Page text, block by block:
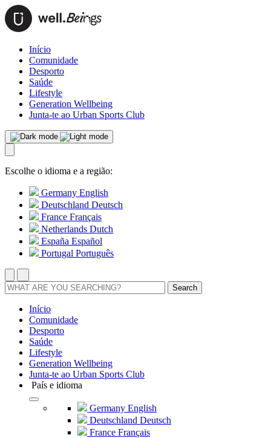
Início
Comunidade
Desporto
Saúde
Lifestyle
Generation Wellbeing
Junta-te ao Urban Sports Club
Escolhe o idioma e a região:
Germany English
Deutschland Deutsch
France Français
Netherlands Dutch
España Español
Portugal Português
Search
Início
Comunidade
Desporto
Saúde
Lifestyle
Generation Wellbeing
Junta-te ao Urban Sports Club
País e idioma
Germany English
Deutschland Deutsch
France Français